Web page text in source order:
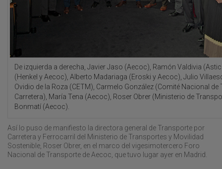
De izquierda a derecha, Javier Jaso (Aecoc), Ramón Valdivia (Astic
(Henkel y Aecoc), Alberto Madariaga (Eroski y Aecoc), Julio
Ovidio de la Roza (CETM), Carmelo González (Comité Nacional
Carretera), María Tena (Aecoc), Roser Obrer (Ministerio de
Bonmatí (Aecoc).
Así lo puso de manifiesto la directora general de Transporte por
Carretera y Ferrocarril del Ministerio de Transportes y Movilidad
Sostenible, Roser Obrer, en el marco del vigesimotercero Foro
Nacional de Transporte de Aecoc, que tuvo lugar ayer en Madrid.